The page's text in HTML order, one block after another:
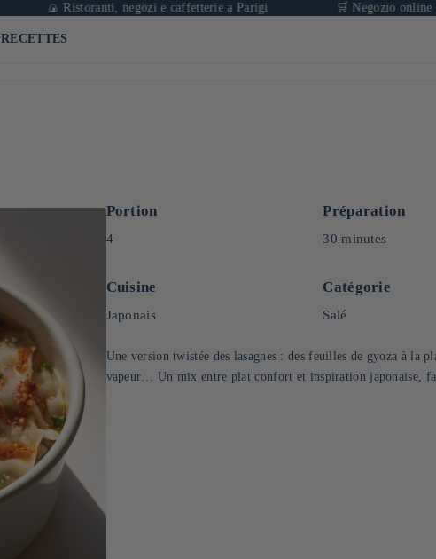
🍙 Ristoranti, negozi e caffetterie a Parigi 🛒 Negozio online di
RECETTES
Portion
4
Préparation
30 minutes
Cuisine
Japonais
Catégorie
Salé
Une version twistée des lasagnes : des feuilles de gyoza à la
vapeur… Un mix entre plat confort et inspiration japonaise,